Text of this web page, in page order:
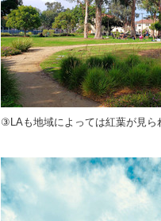
③LAも地域によっては紅葉が見ら